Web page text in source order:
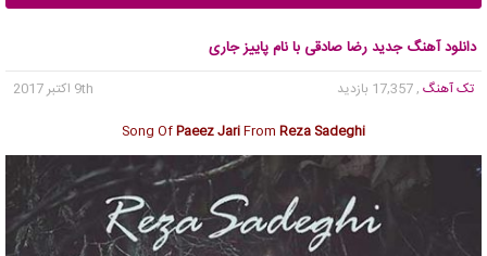
دانلود آهنگ جدید رضا صادقی با نام پاییز جاری
تک آهنگ , 17,357 بازدید
9th اکتبر 2017
Song OfPaeez JariFrom Reza Sadeghi